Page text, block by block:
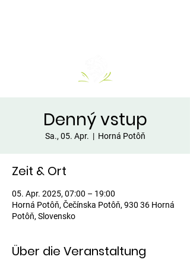
Denný vstup
Sa., 05. Apr.
  |
Horná Potôň
Zeit & Ort
05. Apr. 2025, 07:00 – 19:00
Horná Potôň, Čečínska Potôň, 930 36 Horná
Potôň, Slovensko
Über die Veranstaltung